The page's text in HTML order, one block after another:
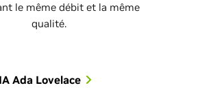
le même débit et la même
qualité.
Ada Lovelace